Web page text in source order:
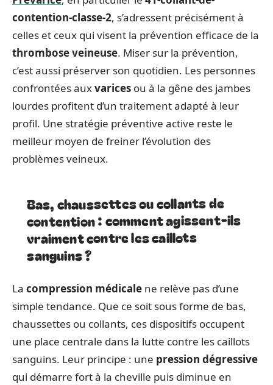
contention-classe-2, s’adressent précisément à
celles et ceux qui visent la prévention efficace de la
thrombose veineuse. Miser sur la prévention,
c’est aussi préserver son quotidien. Les personnes
confrontées auxvarices ou à la gêne des jambes
lourdes profitent d’un traitement adapté à leur
profil. Une stratégie préventive active reste le
meilleur moyen de freiner l’évolution des
problèmes veineux.
Bas, chaussettes ou collants de
contention : comment agissent-ils
vraiment contre les caillots
sanguins ?
La compression médicale ne relève pas d’une
simple tendance. Que ce soit sous forme de bas,
chaussettes ou collants, ces dispositifs occupent
une place centrale dans la lutte contre les caillots
sanguins. Leur principe : une pression dégressive
qui démarre fort à la cheville puis diminue en